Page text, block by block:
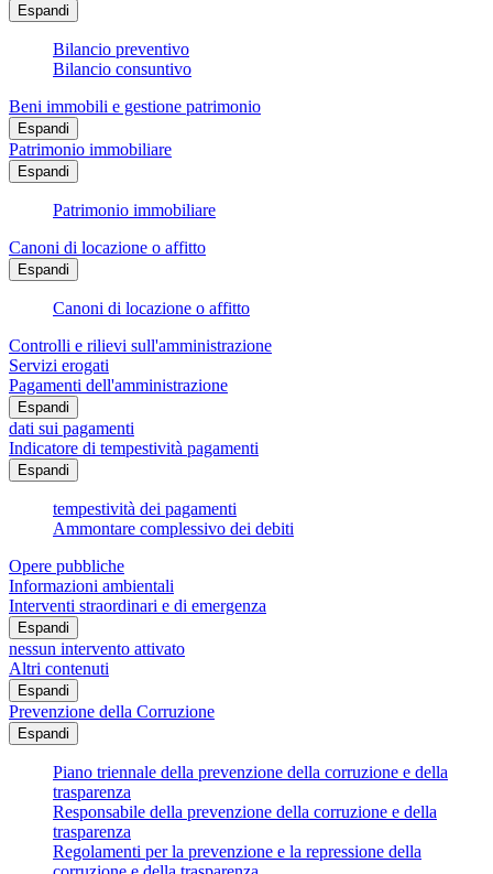
Espandi
Bilancio preventivo
Bilancio consuntivo
Beni immobili e gestione patrimonio
Espandi
Patrimonio immobiliare
Espandi
Patrimonio immobiliare
Canoni di locazione o affitto
Espandi
Canoni di locazione o affitto
Controlli e rilievi sull'amministrazione
Servizi erogati
Pagamenti dell'amministrazione
Espandi
dati sui pagamenti
Indicatore di tempestività pagamenti
Espandi
tempestività dei pagamenti
Ammontare complessivo dei debiti
Opere pubbliche
Informazioni ambientali
Interventi straordinari e di emergenza
Espandi
nessun intervento attivato
Altri contenuti
Espandi
Prevenzione della Corruzione
Espandi
Piano triennale della prevenzione della corruzione e della
trasparenza
Responsabile della prevenzione della corruzione e della
trasparenza
Regolamenti per la prevenzione e la repressione della